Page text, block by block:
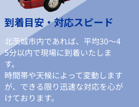
到着目安・対応スピード
北茨城市内であれば、平均30〜4
5分以内で現場に到着いたしま
す。
時間帯や天候によって変動します
が、できる限り迅速な対応を心が
けております。